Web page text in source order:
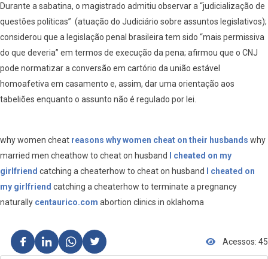
Durante a sabatina, o magistrado admitiu observar a “judicialização de
questões políticas” (atuação do Judiciário sobre assuntos legislativos);
considerou que a legislação penal brasileira tem sido “mais permissiva
do que deveria” em termos de execução da pena; afirmou que o CNJ
pode normatizar a conversão em cartório da união estável
homoafetiva em casamento e, assim, dar uma orientação aos
tabeliões enquanto o assunto não é regulado por lei.
why women cheat reasons why women cheat on their husbands why
married men cheathow to cheat on husband
I cheated on my
girlfriend catching a cheaterhow to cheat on husband
I cheated on
my girlfriend catching a cheaterhow to terminate a pregnancy
naturally centaurico.com abortion clinics in oklahoma
Acessos: 45